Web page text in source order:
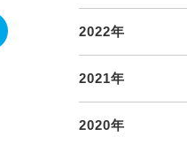
2022年
2021年
2020年